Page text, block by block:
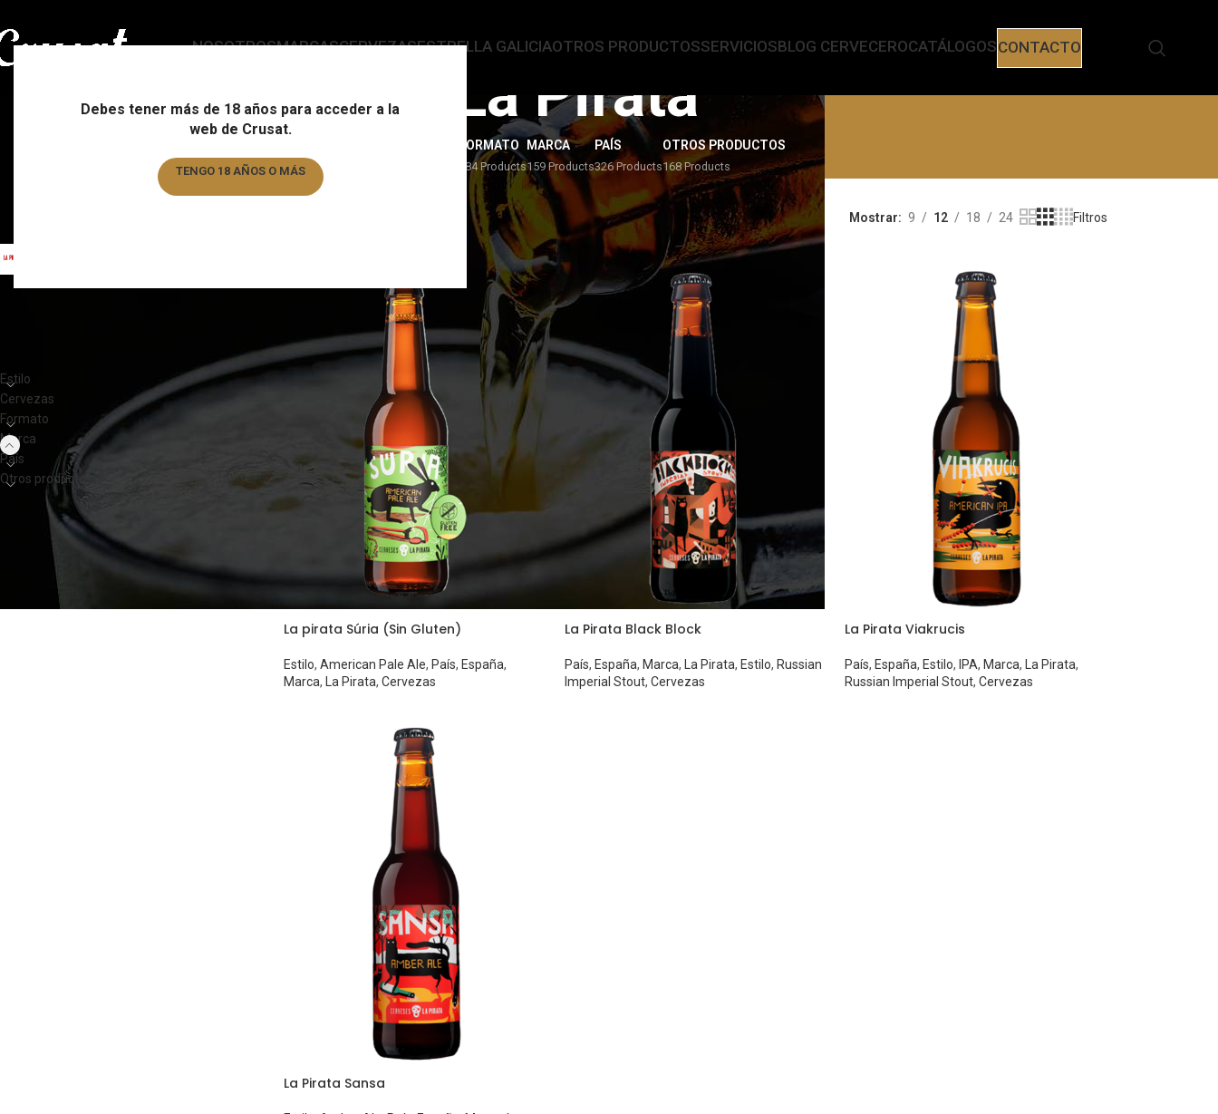
Debes tener más de 18 años para acceder a la
web de Crusat.
TENGO 18 AÑOS O MÁS
NOSOTROSMARCASCERVEZASESTRELLA GALICIAOTROS PRODUCTOSSERVICIOSBLOG CERVECEROCATÁLOGOSCONTACTO
La Pirata
178 Products
FORMATO
284 Products
MARCA
159 Products
PAÍS
326 Products
OTROS PRODUCTOS
168 Products
Estilo
Cervezas
Formato
Marca
País
Otros productos
Mostrar 9 12 18 24 Filtros
La pirata Súria (Sin Gluten)
Estilo, American Pale Ale, País, España,
Marca, La Pirata, Cervezas
La Pirata Black Block
País, España, Marca, La Pirata, Estilo, Russian
Imperial Stout, Cervezas
La Pirata Viakrucis
País, España, Estilo, IPA, Marca, La Pirata,
Russian Imperial Stout, Cervezas
La Pirata Sansa